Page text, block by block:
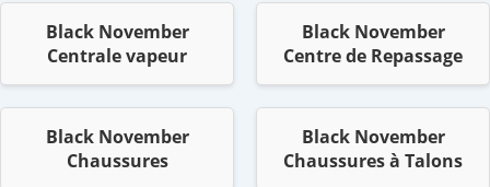
Black November
Centrale vapeur
Black November
Centre de Repassage
Black November
Chaussures
Black November
Chaussures à Talons